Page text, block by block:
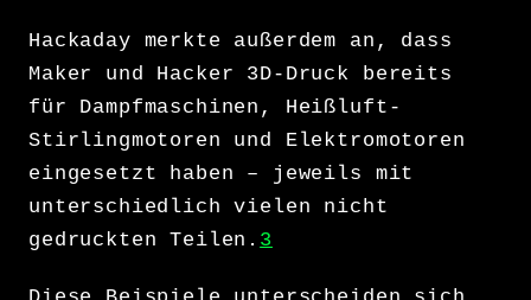
Hackaday merkte außerdem an, dass
Maker und Hacker 3D-Druck bereits
für Dampfmaschinen, Heißluft-
Stirlingmotoren und Elektromotoren
eingesetzt haben – jeweils mit
unterschiedlich vielen nicht
gedruckten Teilen. 3